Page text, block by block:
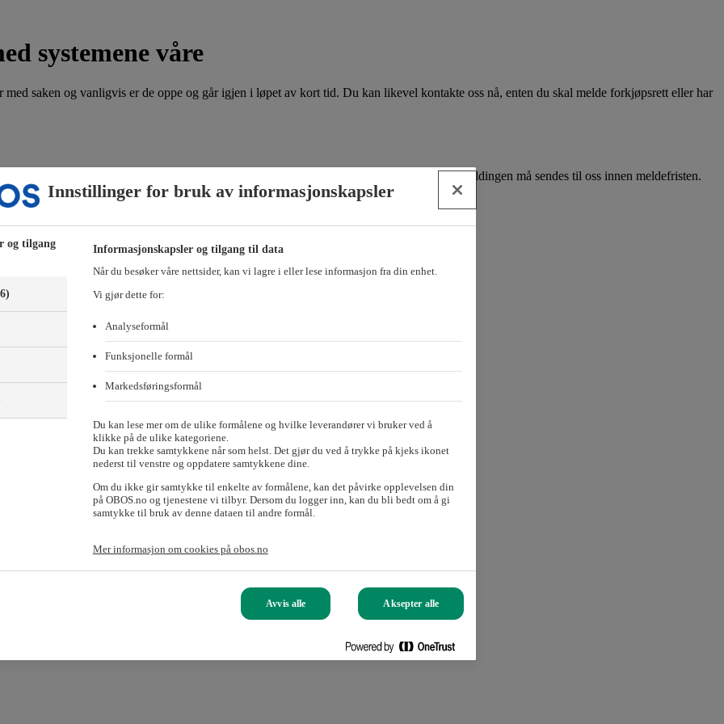
systemene våre
saken og vanligvis er de oppe og går igjen i løpet av kort tid. Du kan likevel kontakte oss nå, enten du skal melde forkjøpsrett eller har
bolig det gjelder. Husk å få med ditt navn, medlemsnummer og finansieringsbevis. Meldingen må sendes til oss innen meldefristen.
posten til:
hammersborg@obos.no
posten til:forkjop@obos.no
Styrerommet eller Vibbo?
Innstillinger for bruk av informasjonskapsler
og tilgang
Informasjonskapsler og tilgang til data
Når du besøker våre nettsider, kan vi lagre i eller lese informasjon fra din enhet.
Vi gjør dette for:
Analyseformål
Funksjonelle formål
Markedsføringsformål
Du kan lese mer om de ulike formålene og hvilke leverandører vi bruker ved å
klikke på de ulike kategoriene.
Du kan trekke samtykkene når som helst. Det gjør du ved å trykke på kjeks ikonet
nederst til venstre og oppdatere samtykkene dine.
Om du ikke gir samtykke til enkelte av formålene, kan det påvirke opplevelsen din
på OBOS.no og tjenestene vi tilbyr. Dersom du logger inn, kan du bli bedt om å gi
samtykke til bruk av denne dataen til andre formål.
Mer informasjon om cookies på obos.no
Avvis alle Aksepter alle